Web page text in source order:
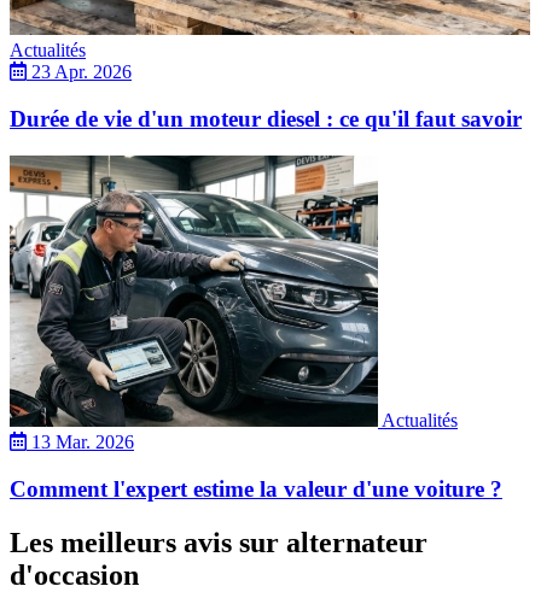
Actualités
23 Apr. 2026
Durée de vie d'un moteur diesel : ce qu'il faut savoir
Actualités
13 Mar. 2026
Comment l'expert estime la valeur d'une voiture ?
Les meilleurs avis sur alternateur
d'occasion